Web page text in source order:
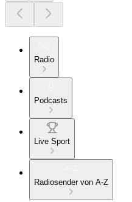
Radio
Podcasts
Live Sport
Radiosender von A-Z